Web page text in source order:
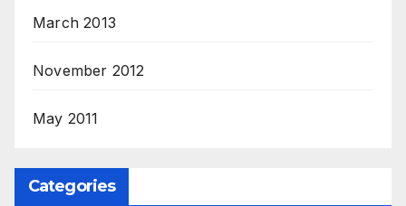
March 2013
November 2012
May 2011
Categories